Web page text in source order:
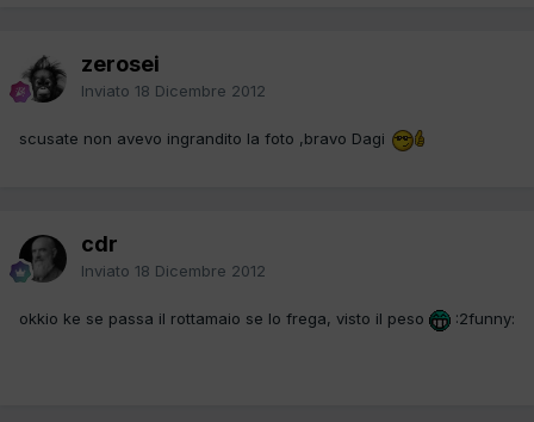
zerosei
Inviato 18 Dicembre 2012
scusate non avevo ingrandito la foto ,bravo Dagi
cdr
Inviato 18 Dicembre 2012
okkio ke se passa il rottamaio se lo frega, visto il peso :2funny: